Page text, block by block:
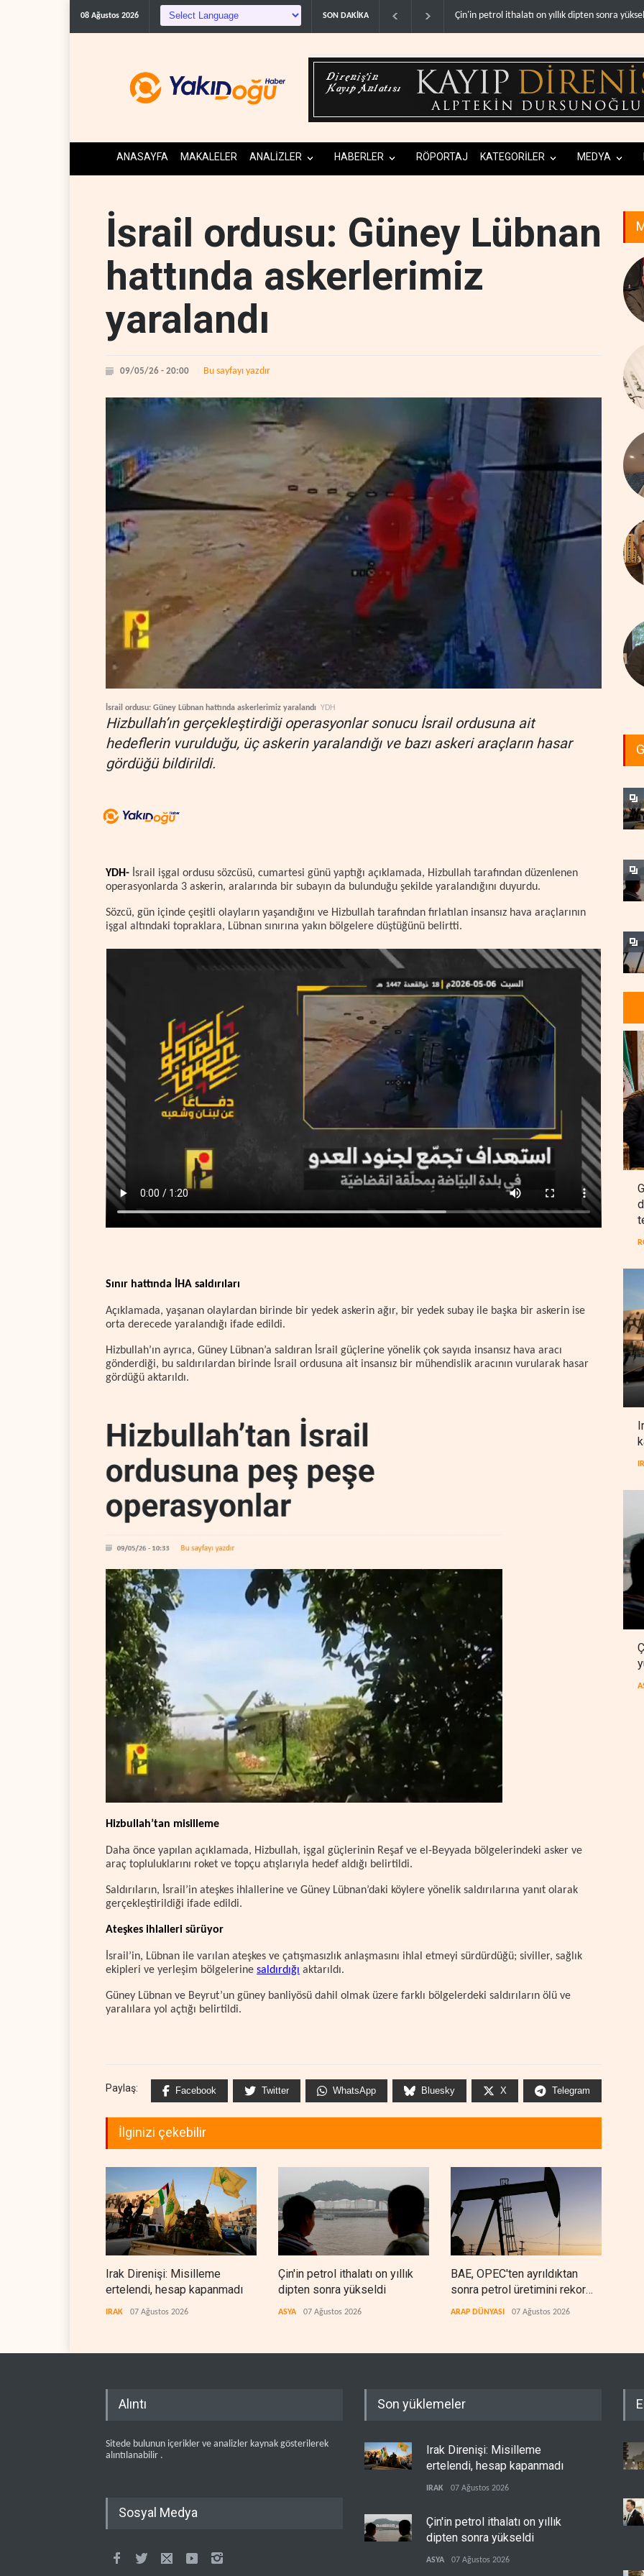
08 Ağustos 2026 SON DAKİKA BAE, OPEC'ten ayrıldıktan sonra petrol
ANASAYFA MAKALELER ANALİZLER HABERLER RÖPORTAJ KATEGORİLER MEDYA
İsrail ordusu: Güney Lübnan
hattında askerlerimiz
yaralandı
09/05/26 - 20:00 Bu sayfayı yazdır
İsrail ordusu: Güney Lübnan hattında askerlerimiz yaralandı YDH
Hizbullah’ın gerçekleştirdiği operasyonlar sonucu İsrail ordusuna ait
hedeflerin vurulduğu, üç askerin yaralandığı ve bazı askeri araçların hasar
gördüğü bildirildi.
YDH- İsrail işgal ordusu sözcüsü, cumartesi günü yaptığı açıklamada, Hizbullah tarafından düzenlenen
operasyonlarda 3 askerin, aralarında bir subayın da bulunduğu şekilde yaralandığını duyurdu.
Sözcü, gün içinde çeşitli olayların yaşandığını ve Hizbullah tarafından fırlatılan insansız hava araçlarının
işgal altındaki topraklara, Lübnan sınırına yakın bölgelere düştüğünü belirtti.
Sınır hattında İHA saldırıları
Açıklamada, yaşanan olaylardan birinde bir yedek askerin ağır, bir yedek subay ile başka bir askerin ise
orta derecede yaralandığı ifade edildi.
Hizbullah’ın ayrıca, Güney Lübnan’a saldıran İsrail güçlerine yönelik çok sayıda insansız hava aracı
gönderdiği, bu saldırılardan birinde İsrail ordusuna ait insansız bir mühendislik aracının vurularak hasar
gördüğü aktarıldı.
Hizbullah’tan misilleme
Daha önce yapılan açıklamada, Hizbullah, işgal güçlerinin Reşaf ve el-Beyyada bölgelerindeki asker ve
araç topluluklarını roket ve topçu atışlarıyla hedef aldığı belirtildi.
Saldırıların, İsrail’in ateşkes ihlallerine ve Güney Lübnan’daki köylere yönelik saldırılarına yanıt olarak
gerçekleştirildiği ifade edildi.
Ateşkes ihlalleri sürüyor
İsrail’in, Lübnan ile varılan ateşkes ve çatışmasızlık anlaşmasını ihlal etmeyi sürdürdüğü; siviller, sağlık
ekipleri ve yerleşim bölgelerine saldırdığı aktarıldı.
Güney Lübnan ve Beyrut’un güney banliyösü dahil olmak üzere farklı bölgelerdeki saldırıların ölü ve
yaralılara yol açtığı belirtildi.
Paylaş: Facebook Twitter WhatsApp Bluesky X Telegram
İlginizi çekebilir
Irak Direnişi: Misilleme
ertelendi, hesap kapanmadı
IRAK 07 Ağustos 2026
Çin'in petrol ithalatı on yıllık
dipten sonra yükseldi
ASYA 07 Ağustos 2026
BAE, OPEC'ten ayrıldıktan
sonra petrol üretimini rekor
düzeye çıkardı
ARAP DÜNYASI 07 Ağustos 2026
Alıntı
Sitede bulunun içerikler ve analizler kaynak gösterilerek
alıntılanabilir .
Sosyal Medya
Son yüklemeler
Irak Direnişi: Misilleme
ertelendi, hesap kapanmadı
IRAK 07 Ağustos 2026
Çin'in petrol ithalatı on yıllık
dipten sonra yükseldi
ASYA 07 Ağustos 2026